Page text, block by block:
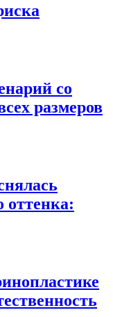
со
размеров
оттенка: